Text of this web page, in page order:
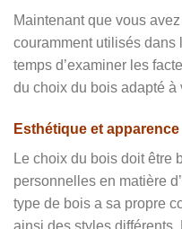
Maintenant que vous
couramment utilisés dans
temps d’examiner les
du choix du bois adapté à
Esthétique et apparence
Le choix du bois doit être
personnelles en matière
type de bois a sa propre